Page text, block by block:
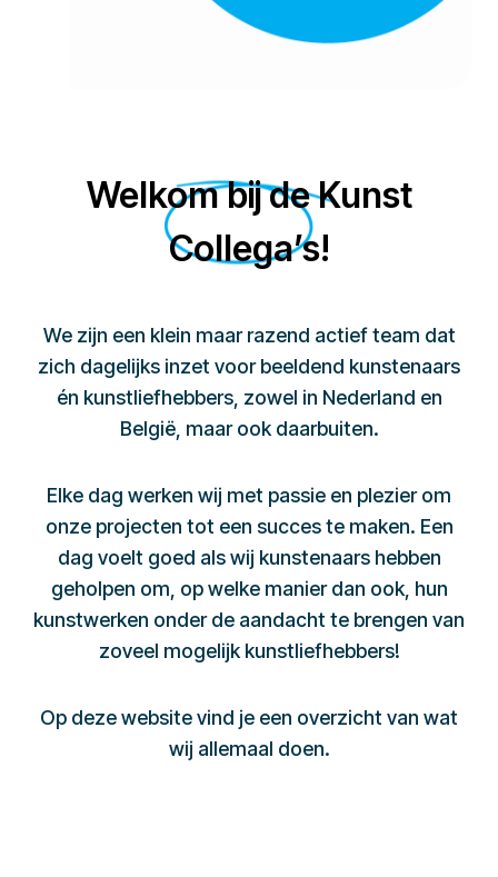
Welkom bij de Kunst
Collega’s!
We zijn een klein maar razend actief team dat
zich dagelijks inzet voor beeldend kunstenaars
én kunstliefhebbers, zowel in Nederland en
België, maar ook daarbuiten.
Elke dag werken wij met passie en plezier om
onze projecten tot een succes te maken. Een
dag voelt goed als wij kunstenaars hebben
geholpen om, op welke manier dan ook, hun
kunstwerken onder de aandacht te brengen van
zoveel mogelijk kunstliefhebbers!
Op deze website vind je een overzicht van wat
wij allemaal doen.